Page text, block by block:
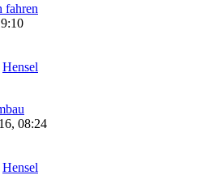
fahren
Hensel
08:24
Hensel